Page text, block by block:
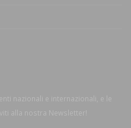
nazionali e internazionali, e le
alla nostra Newsletter!